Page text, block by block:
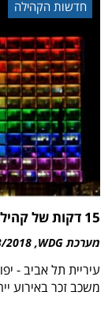
חדשות הקהילה
מערכת WDG 2018
משכב זכר באירוע